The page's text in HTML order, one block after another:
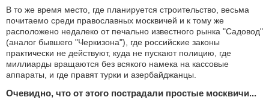
В то же время место, где планируется строительство, весьма
почитаемо среди православных москвичей и к тому же
расположено недалеко от печально известного рынка "Садовод"
(аналог бывшего "Черкизона"), где российские законы
практически не действуют, куда не пускают полицию, где
миллиарды вращаются без всякого намека на кассовые
аппараты, и где правят турки и азербайджанцы.
Очевидно, что от этого пострадали простые москвичи...